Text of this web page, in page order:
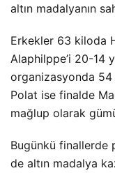
altın madalyanın
Erkekler 63 kiloda
Alaphilppe’i 20-14
organizasyonda
Polat ise finalde
mağlup olarak
Bugünkü finallerde
de altın madalya